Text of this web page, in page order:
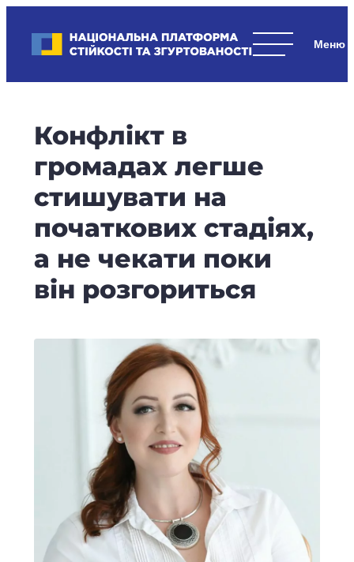
content
Національна платформа стійкості та згуртованості
стратегічні
стійкість
держави
та
суспільства,
згуртованість
та
єдність.
Конфлікт в
громадах легше
стишувати на
початкових стадіях,
а не чекати поки
він розгориться